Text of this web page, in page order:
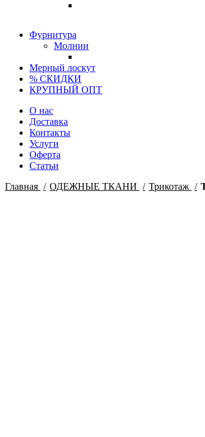
Фурнитура
Молнии
Мерный лоскут
% СКИДКИ
КРУПНЫЙ ОПТ
О нас
Доставка
Контакты
Услуги
Оферта
Статьи
Главная
ОДЕЖНЫЕ ТКАНИ Трикотаж